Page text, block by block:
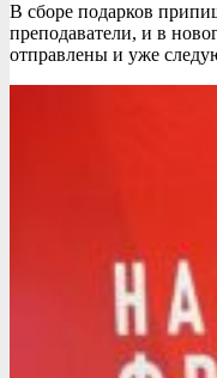
В сборе подарков
преподаватели, и в
отправлены и уже